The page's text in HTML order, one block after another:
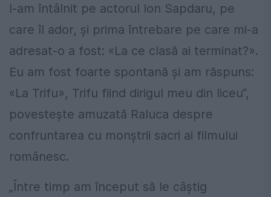
l-am întâlnit pe actorul Ion Sapdaru, pe
care îl ador, şi prima întrebare pe care mi-a
adresat-o a fost: «La ce clasă ai terminat?».
Eu am fost foarte spontană şi am răspuns:
«La Trifu», Trifu fiind dirigul meu din liceu“,
povesteşte amuzată Raluca despre
confruntarea cu monştrii sacri ai filmului
românesc.
„Între timp am început să le câştig